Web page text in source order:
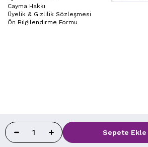
Cayma Hakkı
Üyelik & Gizlilik Sözleşmesi
Ön Bilgilendirme Formu